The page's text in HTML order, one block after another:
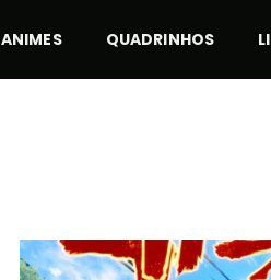
ANIMES QUADRINHOS